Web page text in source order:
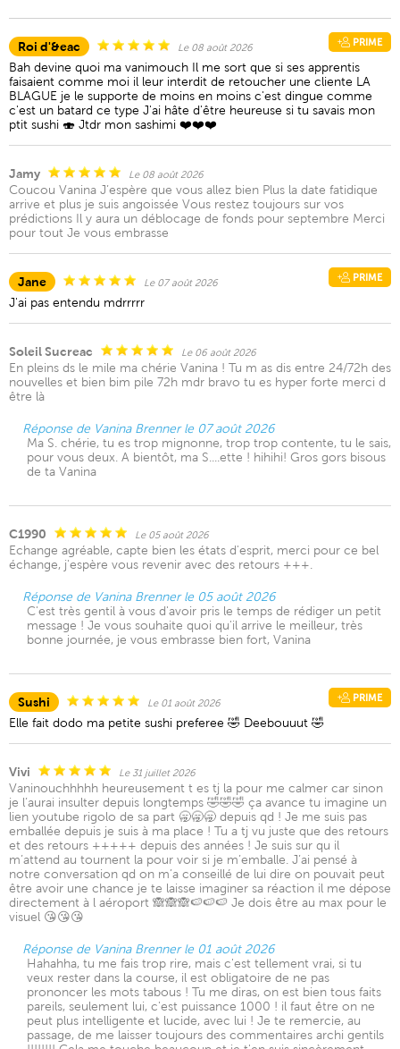
Roi d'&eac Le 08 août 2026 PRIME
Bah devine quoi ma vanimouch Il me sort que si ses apprentis
faisaient comme moi il leur interdit de retoucher une cliente LA
BLAGUE je le supporte de moins en moins c'est dingue comme
c'est un batard ce type J'ai hâte d'être heureuse si tu savais mon
ptit sushi 🍣 Jtdr mon sashimi ❤️❤️❤️
Jamy Le 08 août 2026
Coucou Vanina J’espère que vous allez bien Plus la date fatidique
arrive et plus je suis angoissée Vous restez toujours sur vos
prédictions Il y aura un déblocage de fonds pour septembre Merci
pour tout Je vous embrasse
Jane Le 07 août 2026 PRIME
J'ai pas entendu mdrrrrr
Soleil Sucreac Le 06 août 2026
En pleins ds le mile ma chérie Vanina ! Tu m as dis entre 24/72h des
nouvelles et bien bim pile 72h mdr bravo tu es hyper forte merci d
être là
Réponse de Vanina Brenner le 07 août 2026
Ma S. chérie, tu es trop mignonne, trop trop contente, tu le sais,
pour vous deux. A bientôt, ma S....ette ! hihihi! Gros gors bisous
de ta Vanina
C1990 Le 05 août 2026
Echange agréable, capte bien les états d'esprit, merci pour ce bel
échange, j'espère vous revenir avec des retours +++.
Réponse de Vanina Brenner le 05 août 2026
C'est très gentil à vous d'avoir pris le temps de rédiger un petit
message ! Je vous souhaite quoi qu'il arrive le meilleur, très
bonne journée, je vous embrasse bien fort, Vanina
Sushi Le 01 août 2026 PRIME
Elle fait dodo ma petite sushi preferee 🤣 Deebouuut 🤣
Vivi Le 31 juillet 2026
Vaninouchhhhh heureusement t es tj la pour me calmer car sinon
je l’aurai insulter depuis longtemps 🤣🤣🤣 ça avance tu imagine un
lien youtube rigolo de sa part 🥱🥱🥱 depuis qd ! Je me suis pas
emballée depuis je suis à ma place ! Tu a tj vu juste que des retours
et des retours +++++ depuis des années ! Je suis sur qu il
m’attend au tournent la pour voir si je m’emballe. J’ai pensé à
notre conversation qd on m’a conseillé de lui dire on pouvait peut
être avoir une chance je te laisse imaginer sa réaction il me dépose
directement à l aéroport 🙈🙈🙈🍉🍉🍉 Je dois être au max pour le
visuel 😘😘😘
Réponse de Vanina Brenner le 01 août 2026
Hahahha, tu me fais trop rire, mais c'est tellement vrai, si tu
veux rester dans la course, il est obligatoire de ne pas
prononcer les mots tabous ! Tu me diras, on est bien tous faits
pareils, seulement lui, c'est puissance 1000 ! il faut être on ne
peut plus intelligente et lucide, avec lui ! Je te remercie, au
passage, de me laisser toujours des commentaires archi gentils